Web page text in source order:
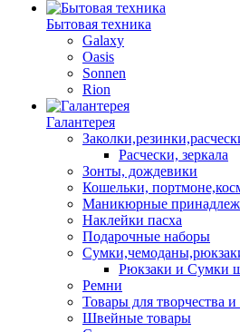
Бытовая техника
Galaxy
Oasis
Sonnen
Rion
Галантерея
Расчески, зеркала
Зонты, дождевики
Кошельки,
Маникюрные
Наклейки пасха
Подарочные наборы
Рюкзаки и Сумки
Ремни
Товары для творчества и
Швейные товары